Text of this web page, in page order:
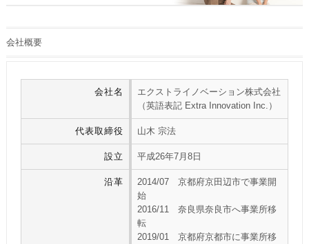
会社概要
会社名
エクストライノベーション株式会社
（英語表記 Extra Innovation Inc.）
代表取締役 山木 宗法
設立 平成26年7月8日
沿革
2014/07 京都府京田辺市で事業開
始
2016/11 奈良県奈良市へ事業所移
転
2019/01 京都府京都市に事業所移